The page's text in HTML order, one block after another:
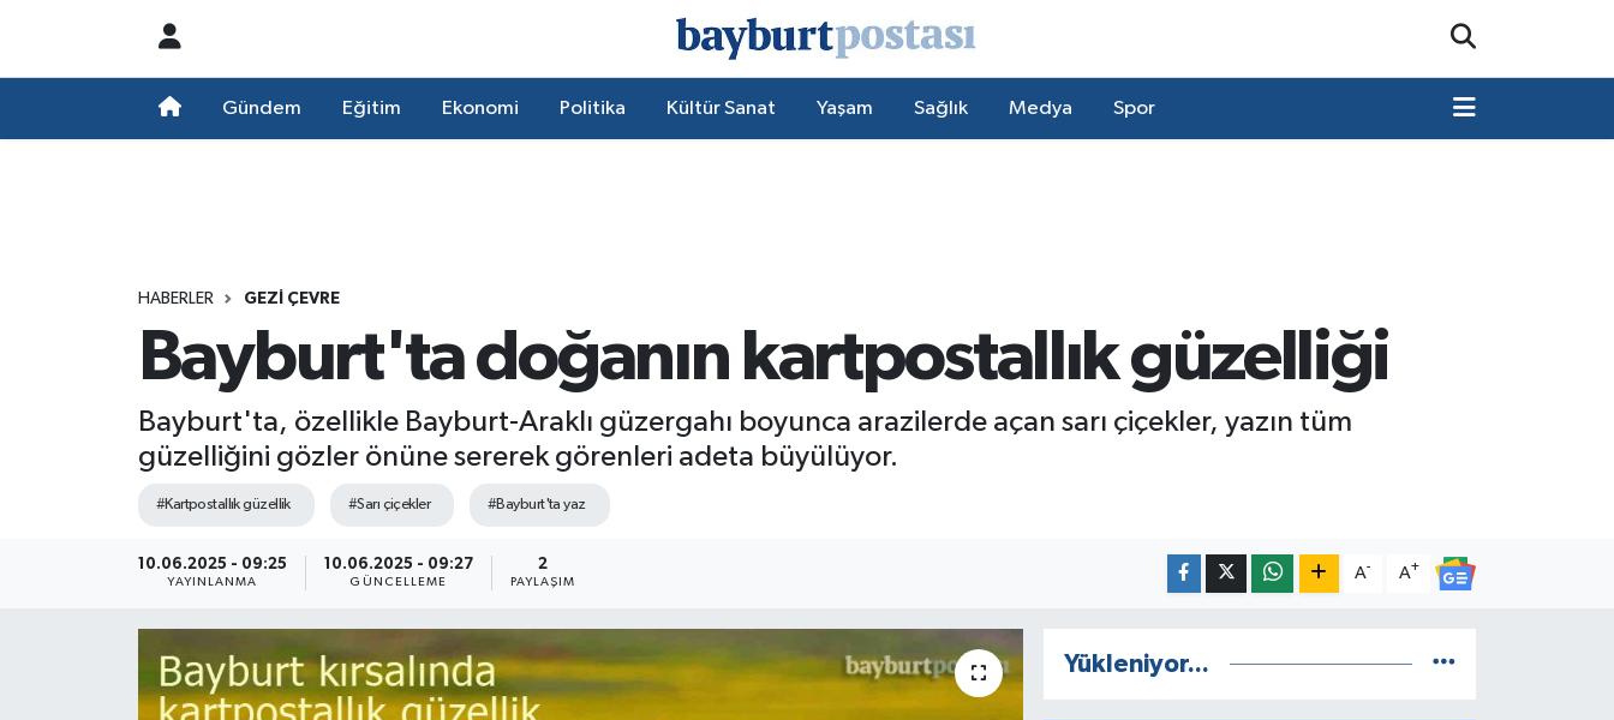
Gündem Eğitim Ekonomi Politika Kültür Sanat Yaşam Sağlık Medya Spor
HABERLER GEZI ÇEVRE
Bayburt'ta doğanın kartpostallık güzelliği
Bayburt'ta, özellikle Bayburt-Araklı güzergahı boyunca arazilerde açan sarı çiçekler, yazın tüm
güzelliğini gözler önüne sererek görenleri adeta büyülüyor.
#Kartpostallık güzellik #Sarı çiçekler #Bayburt'ta yaz
10.06.2025 - 09:25
YAYINLANMA
10.06.2025 - 09:27
GÜNCELLEME
2
PAYLAŞIM
A- A+
Yükleniyor...
Süper Lig Puan Durumu ve Fikstür
Son Dakika Haberleri